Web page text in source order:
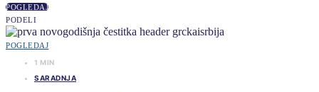
POGLEDAJ
PODELI
POGLEDAJ
1 MIN
SARADNJA